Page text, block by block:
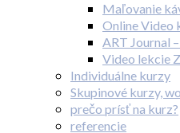
Maľovanie
Online Video
ART Journal
Video lekcie
Individuálne kurzy
Skupinové kurzy,
prečo prísť na kurz?
referencie